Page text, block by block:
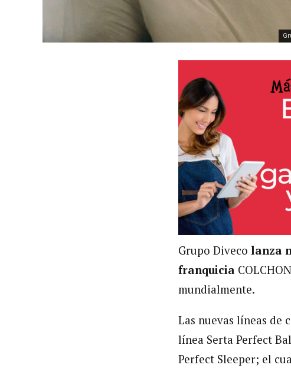
Grupo Diveco lanza
franquicia
mundialmente.
Las nuevas líneas de
línea Serta Perfect
Perfect Sleeper; el